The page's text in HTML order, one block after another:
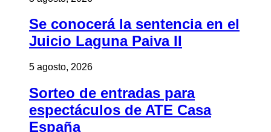
Se conocerá la sentencia en el
Juicio Laguna Paiva II
5 agosto, 2026
Sorteo de entradas para
espectáculos de ATE Casa
España